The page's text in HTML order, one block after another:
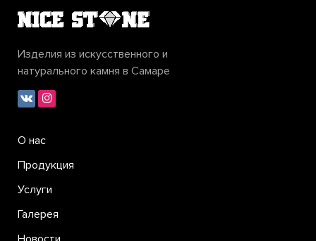
Изделия из искусственного и
натурального камня в Самаре
О нас
Продукция
Услуги
Галерея